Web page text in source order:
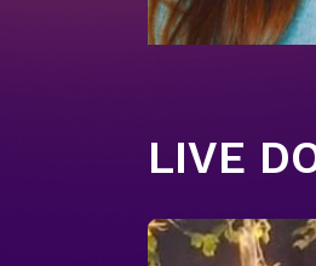
LIVE